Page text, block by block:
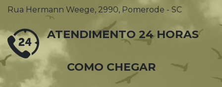
Rua Hermann Weege, 2990, Pomerode - SC
ATENDIMENTO 24 HORAS
COMO CHEGAR